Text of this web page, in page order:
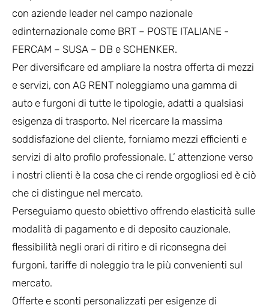
con aziende leader nel campo nazionale
edinternazionale come BRT – POSTE ITALIANE -
FERCAM – SUSA – DB e SCHENKER.
Per diversificare ed ampliare la nostra offerta di mezzi
e servizi, con AG RENT noleggiamo una gamma di
auto e furgoni di tutte le tipologie, adatti a qualsiasi
esigenza di trasporto. Nel ricercare la massima
soddisfazione del cliente, forniamo mezzi efficienti e
servizi di alto profilo professionale. L’ attenzione verso
i nostri clienti è la cosa che ci rende orgogliosi ed è ciò
che ci distingue nel mercato.
Perseguiamo questo obiettivo offrendo elasticità sulle
modalità di pagamento e di deposito cauzionale,
flessibilità negli orari di ritiro e di riconsegna dei
furgoni, tariffe di noleggio tra le più convenienti sul
mercato.
Offerte e sconti personalizzati per esigenze di